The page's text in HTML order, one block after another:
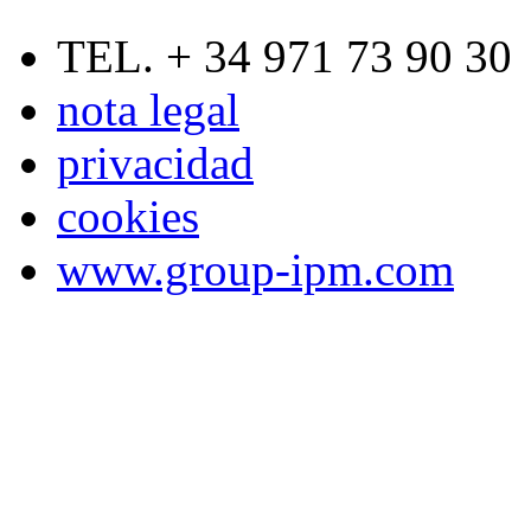
TEL. + 34 971 73 90 30
nota legal
privacidad
cookies
www.group-ipm.com